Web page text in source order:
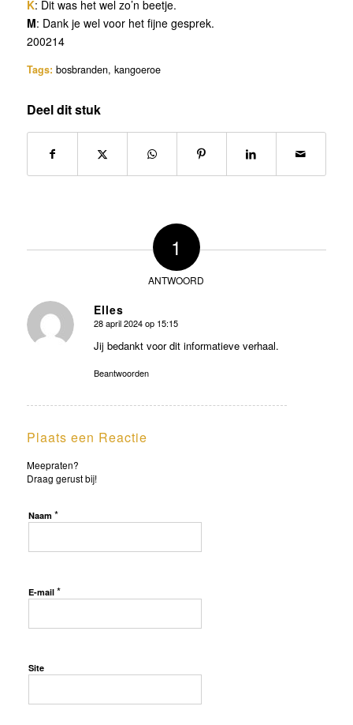
K: Dit was het wel zo’n beetje.
M: Dank je wel voor het fijne gesprek.
200214
Tags: bosbranden, kangoeroe
Deel dit stuk
1
ANTWOORD
Elles
zegt:
28 april 2024 op 15:15
Jij bedankt voor dit informatieve verhaal.
Beantwoorden
Plaats een Reactie
Meepraten?
Draag gerust bij!
Naam *
E-mail *
Site